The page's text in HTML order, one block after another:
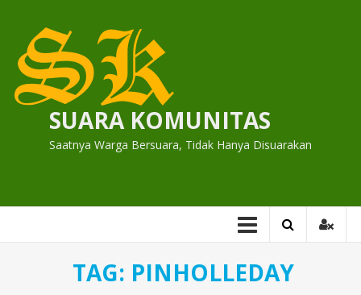
content
SUARA KOMUNITAS
Saatnya Warga Bersuara, Tidak Hanya Disuarakan
TAG: PINHOLLEDAY